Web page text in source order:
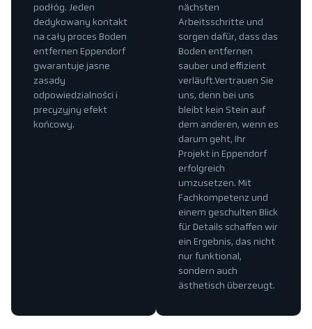
nächsten
Arbeitsschritte und
sorgen dafür, dass das
Boden entfernen
sauber und effizient
verläuft.Vertrauen Sie
uns, denn bei uns
bleibt kein Stein auf
dem anderen, wenn es
darum geht, Ihr
Projekt in Eppendorf
erfolgreich
umzusetzen. Mit
Fachkompetenz und
einem geschulten Blick
für Details schaffen wir
ein Ergebnis, das nicht
nur funktional,
sondern auch
ästhetisch überzeugt.
podłóg. Jeden
dedykowany kontakt
na cały proces Boden
entfernen Eppendorf
gwarantuje jasne
zasady
odpowiedzialności i
precyzyjny efekt
końcowy.